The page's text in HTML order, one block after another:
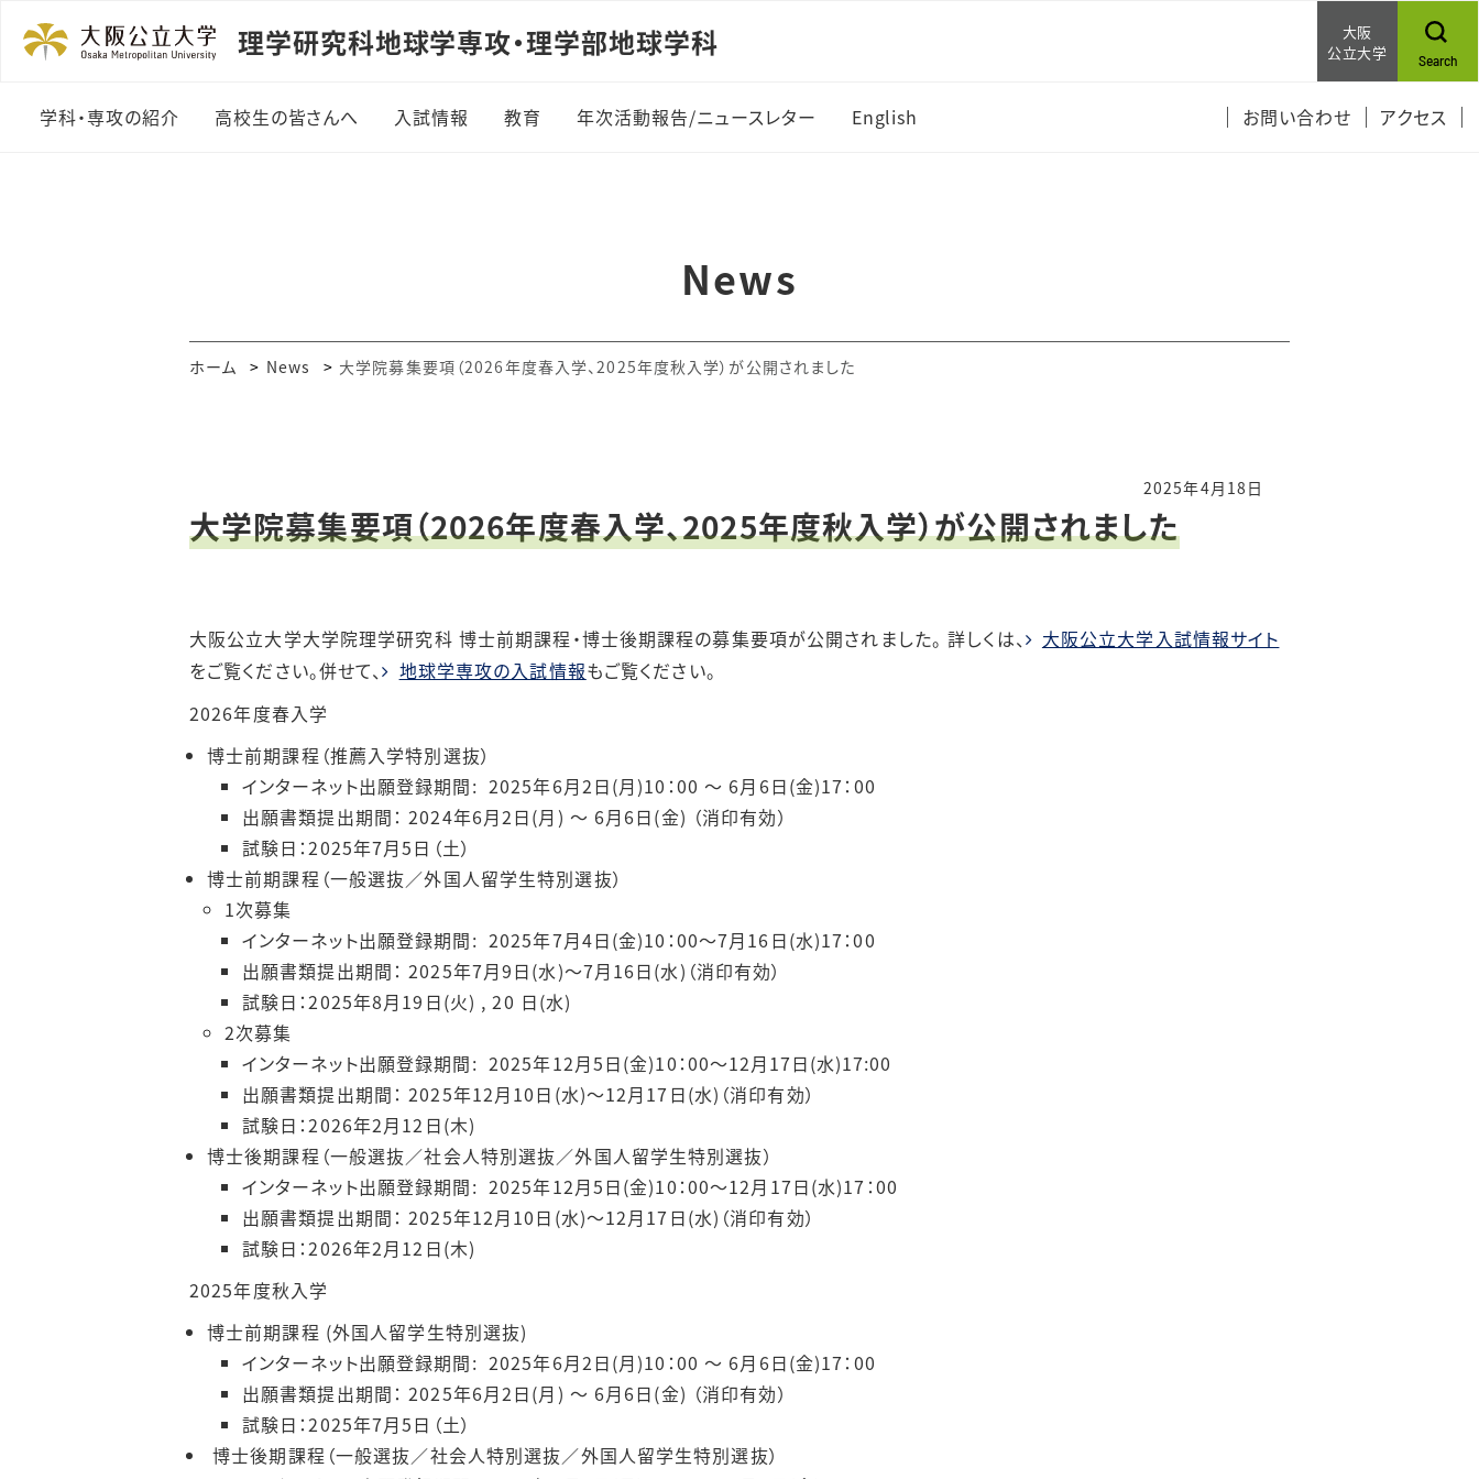
理学研究科地球学専攻・理学部地球学科
大阪
公立大学
Search
学科・専攻の紹介 高校生の皆さんへ 入試情報 教育 年次活動報告/ニュースレター English お問い合わせ アクセス
News
ホーム News 大学院募集要項（2026年度春入学、2025年度秋入学）が公開されました
2025年4月18日
大学院募集要項（2026年度春入学、2025年度秋入学）が公開されました
大阪公立大学大学院理学研究科 博士前期課程・博士後期課程の募集要項が公開されました。 詳しくは、
大阪公立大学入試情報サイト
をご覧ください。併せて、
地球学専攻の入試情報もご覧ください。
2026年度春入学
博士前期課程（推薦入学特別選抜）
インターネット出願登録期間: 2025年6月2日(月)10：00 ～ 6月6日(金)17：00
出願書類提出期間： 2024年6月2日(月) ～ 6月6日(金) （消印有効）
試験日：2025年7月5日（土）
博士前期課程（一般選抜／外国人留学生特別選抜）
1次募集
インターネット出願登録期間: 2025年7月4日(金)10：00～7月16日(水)17：00
出願書類提出期間： 2025年7月9日(水)～7月16日(水)（消印有効）
試験日：2025年8月19日(火) , 20 日(水)
2次募集
インターネット出願登録期間: 2025年12月5日(金)10：00～12月17日(水)17:00
出願書類提出期間： 2025年12月10日(水)～12月17日(水)（消印有効）
試験日：2026年2月12日(木)
博士後期課程（一般選抜／社会人特別選抜／外国人留学生特別選抜）
インターネット出願登録期間: 2025年12月5日(金)10：00～12月17日(水)17：00
出願書類提出期間： 2025年12月10日(水)～12月17日(水)（消印有効）
試験日：2026年2月12日(木)
2025年度秋入学
博士前期課程 (外国人留学生特別選抜)
インターネット出願登録期間: 2025年6月2日(月)10：00 ～ 6月6日(金)17：00
出願書類提出期間： 2025年6月2日(月) ～ 6月6日(金) （消印有効）
試験日：2025年7月5日（土）
博士後期課程（一般選抜／社会人特別選抜／外国人留学生特別選抜）